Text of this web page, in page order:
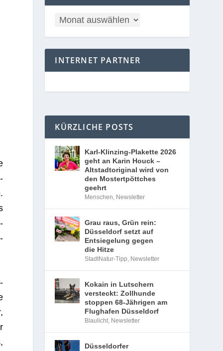
INTERNET PARTNER
KÜRZLICHE POSTS
Karl-Klinzing-Plakette 2026
geht an Karin Houck –
Altstadtoriginal wird von
den Mostertpöttches
geehrt
Menschen, Newsletter
Grau raus, Grün rein:
Düsseldorf setzt auf
Entsiegelung gegen
die Hitze
StadtNatur-Tipp, Newsletter
Kokain in Lutschern
versteckt: Zollhunde
stoppen 68-Jährigen am
Flughafen Düsseldorf
Blaulicht, Newsletter
Düsseldorfer